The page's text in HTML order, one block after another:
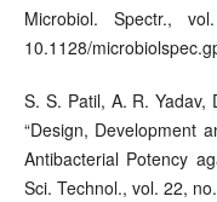
Microbiol. Spectr.,
10.1128/
S. S. Patil, A. R.
“Design, Development
Antibacterial Potency
Sci. Technol., vol. 22,